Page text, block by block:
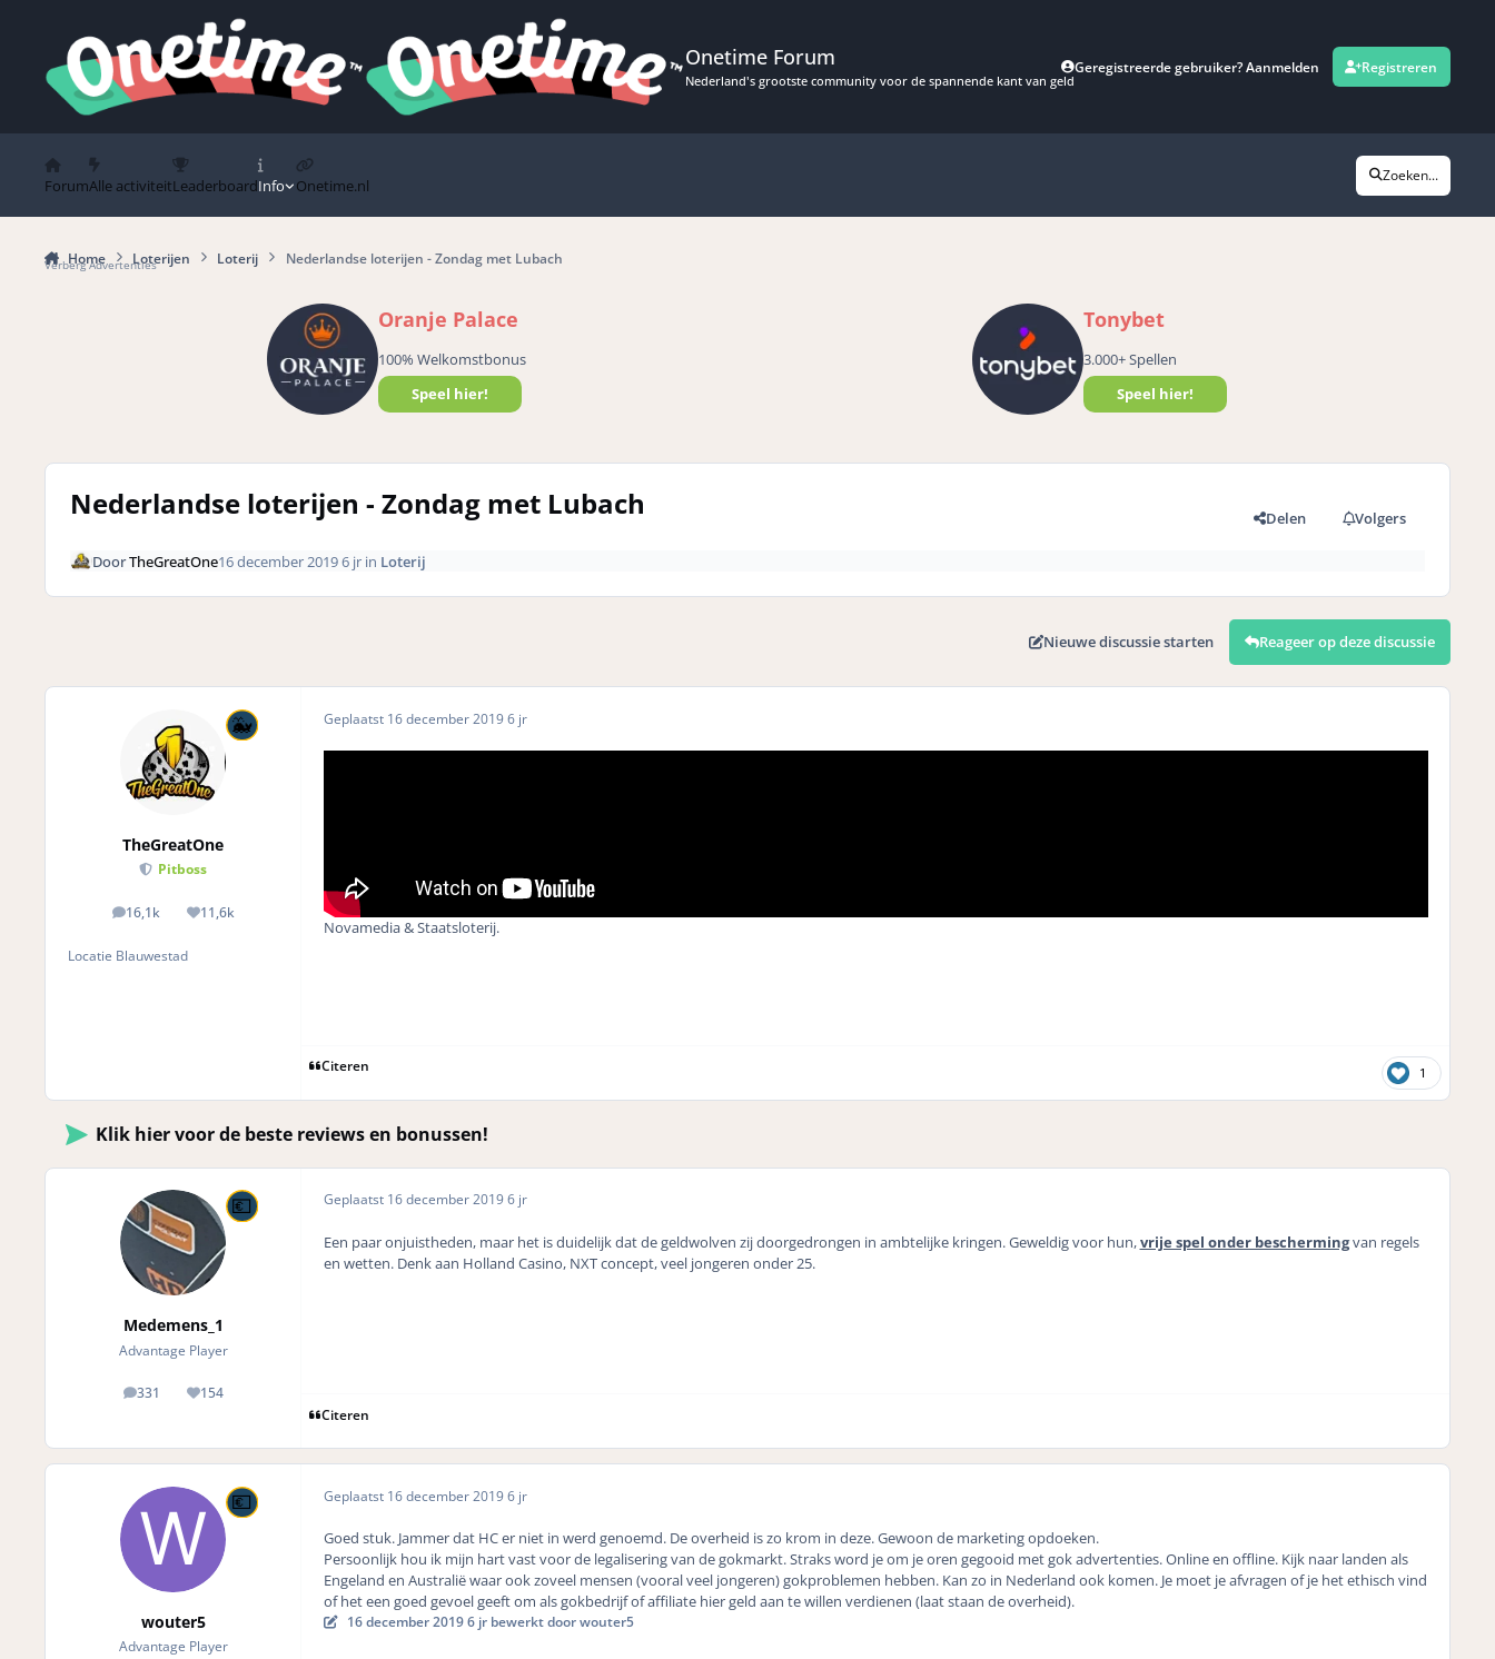
Onetime Forum
Nederland's grootste community voor de spannende kant van geld
Geregistreerde gebruiker? Aanmelden Registreren
ForumAlle activiteitLeaderboardInfo Onetime.nl
Zoeken...
Home Loterijen Loterij Nederlandse loterijen - Zondag met Lubach
Verberg Advertenties
Oranje Palace
100% Welkomstbonus
Speel hier!
Tonybet
3.000+ Spellen
Speel hier!
Nederlandse loterijen - Zondag met Lubach Delen Volgers
DoorTheGreatOne16 december 20196 jrin Loterij
Nieuwe discussie starten Reageer op deze discussie
TheGreatOne
Pitboss
16,1k
posts 11,6k
Reputation
Locatie Blauwestad
Geplaatst 16 december 20196 jr
Novamedia & Staatsloterij.
Citeren 1
Klik hier voor de beste reviews en bonussen!
Medemens_1
Advantage Player
331
posts 154
Reputation
Geplaatst 16 december 20196 jr
Een paar onjuistheden, maar het is duidelijk dat de geldwolven zij doorgedrongen in ambtelijke kringen. Geweldig voor hun,vrije spel onder beschermingvan regels
en wetten. Denk aan Holland Casino, NXT concept, veel jongeren onder 25.
Citeren
wouter5
Advantage Player
Geplaatst 16 december 20196 jr
Goed stuk. Jammer dat HC er niet in werd genoemd. De overheid is zo krom in deze. Gewoon de marketing opdoeken.
Persoonlijk hou ik mijn hart vast voor de legalisering van de gokmarkt. Straks word je om je oren gegooid met gok advertenties. Online en offline. Kijk naar landen als
Engeland en Australië waar ook zoveel mensen (vooral veel jongeren) gokproblemen hebben. Kan zo in Nederland ook komen. Je moet je afvragen of je het ethisch vind
of het een goed gevoel geeft om als gokbedrijf of affiliate hier geld aan te willen verdienen (laat staan de overheid).
16 december 20196 jrbewerkt door wouter5